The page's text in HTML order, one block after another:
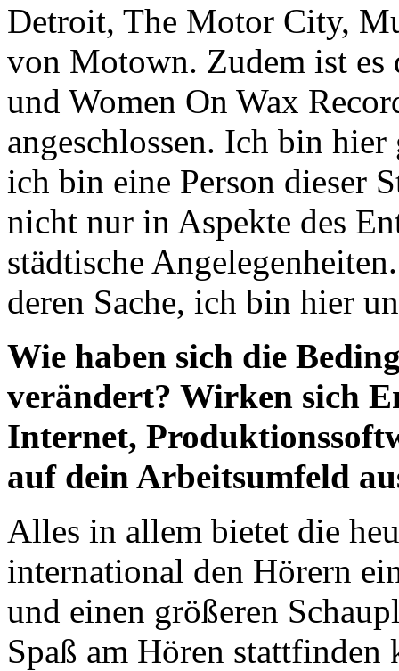
Detroit, The Motor City,
von Motown. Zudem ist es
und Women On Wax
angeschlossen. Ich bin
ich bin eine Person dieser
nicht nur in Aspekte des
städtische
deren Sache, ich bin hier
Wie haben sich die
verändert? Wirken sich
Internet,
auf dein Arbeitsumfeld
Alles in allem bietet die
international den Hörern
und einen größeren
Spaß am Hören stattfinden